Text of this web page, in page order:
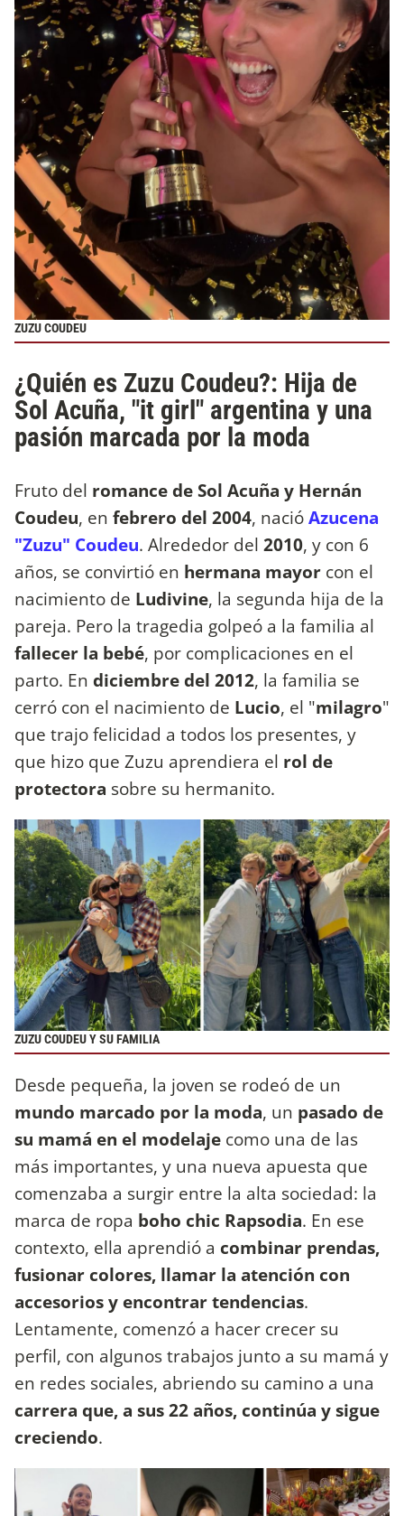
ZUZU COUDEU
¿Quién es Zuzu Coudeu?: Hija de
Sol Acuña, "it girl" argentina y una
pasión marcada por la moda
Fruto del romance de Sol Acuña y Hernán
Coudeu, en febrero del 2004, nacióAzucena
"Zuzu" Coudeu. Alrededor del 2010, y con 6
años, se convirtió en hermana mayor con el
nacimiento de Ludivine, la segunda hija de la
pareja. Pero la tragedia golpeó a la familia al
fallecer la bebé, por complicaciones en el
parto. En diciembre del 2012, la familia se
cerró con el nacimiento de Lucio, el "milagro"
que trajo felicidad a todos los presentes, y
que hizo que Zuzu aprendiera el rol de
protectora sobre su hermanito.
ZUZU COUDEU Y SU FAMILIA
Desde pequeña, la joven se rodeó de un
mundo marcado por la moda, un pasado de
su mamá en el modelaje como una de las
más importantes, y una nueva apuesta que
comenzaba a surgir entre la alta sociedad: la
marca de ropa boho chic Rapsodia. En ese
contexto, ella aprendió a combinar prendas,
fusionar colores, llamar la atención con
accesorios y encontrar tendencias.
Lentamente, comenzó a hacer crecer su
perfil, con algunos trabajos junto a su mamá y
en redes sociales, abriendo su camino a una
carrera que, a sus 22 años, continúa y sigue
creciendo.